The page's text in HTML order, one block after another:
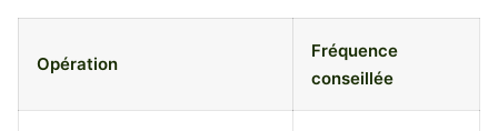
Opération
Fréquence
conseillée